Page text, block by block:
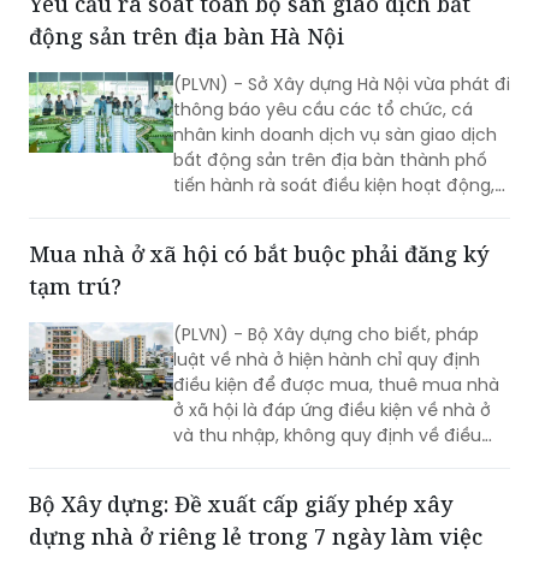
qua; những định hướng, chỉ đạo của
Tổng Bí thư, Chủ tịch nước Tô Lâm
động sản trên địa bàn Hà Nội
(PLVN) - Sở Xây dựng Hà Nội vừa phát đi
thông báo yêu cầu các tổ chức, cá
nhân kinh doanh dịch vụ sàn giao dịch
bất động sản trên địa bàn thành phố
tiến hành rà soát điều kiện hoạt động,
Mua nhà ở xã hội có bắt buộc phải đăng ký
tạm trú?
(PLVN) - Bộ Xây dựng cho biết, pháp
luật về nhà ở hiện hành chỉ quy định
điều kiện để được mua, thuê mua nhà
ở xã hội là đáp ứng điều kiện về nhà ở
và thu nhập, không quy định về điều
Bộ Xây dựng: Đề xuất cấp giấy phép xây
dựng nhà ở riêng lẻ trong 7 ngày làm việc